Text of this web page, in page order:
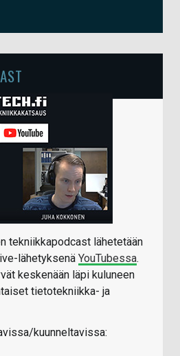
tekniikkapodcast lähetetään
lähetyksenä YouTubessa.
keskenään läpi kuluneen
tietotekniikka- ja
kuunneltavissa: